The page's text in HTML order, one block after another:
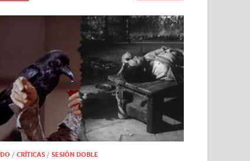
/CRÍTICAS /SESIÓN DOBLE